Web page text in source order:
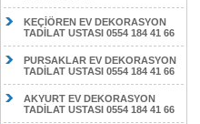
KEÇİÖREN EV DEKORASYON
TADİLAT USTASI 0554 184 41 66
PURSAKLAR EV DEKORASYON
TADİLAT USTASI 0554 184 41 66
AKYURT EV DEKORASYON
TADİLAT USTASI 0554 184 41 66